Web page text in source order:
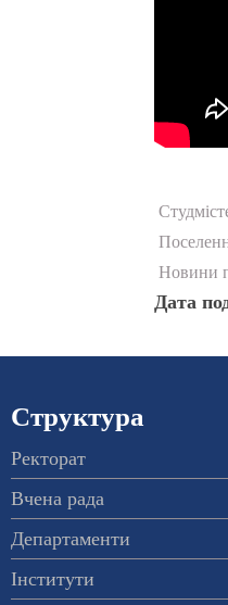
Новини
Дата
Структура
Ректорат
Вчена рада
Департаменти
Інститути